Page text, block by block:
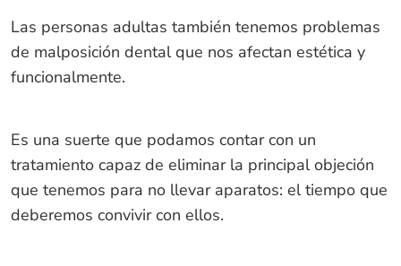
Las personas adultas también tenemos problemas
de malposición dental que nos afectan estética y
funcionalmente.
Es una suerte que podamos contar con un
tratamiento capaz de eliminar la principal objeción
que tenemos para no llevar aparatos: el tiempo que
deberemos convivir con ellos.